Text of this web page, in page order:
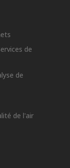
de
de
de l'air